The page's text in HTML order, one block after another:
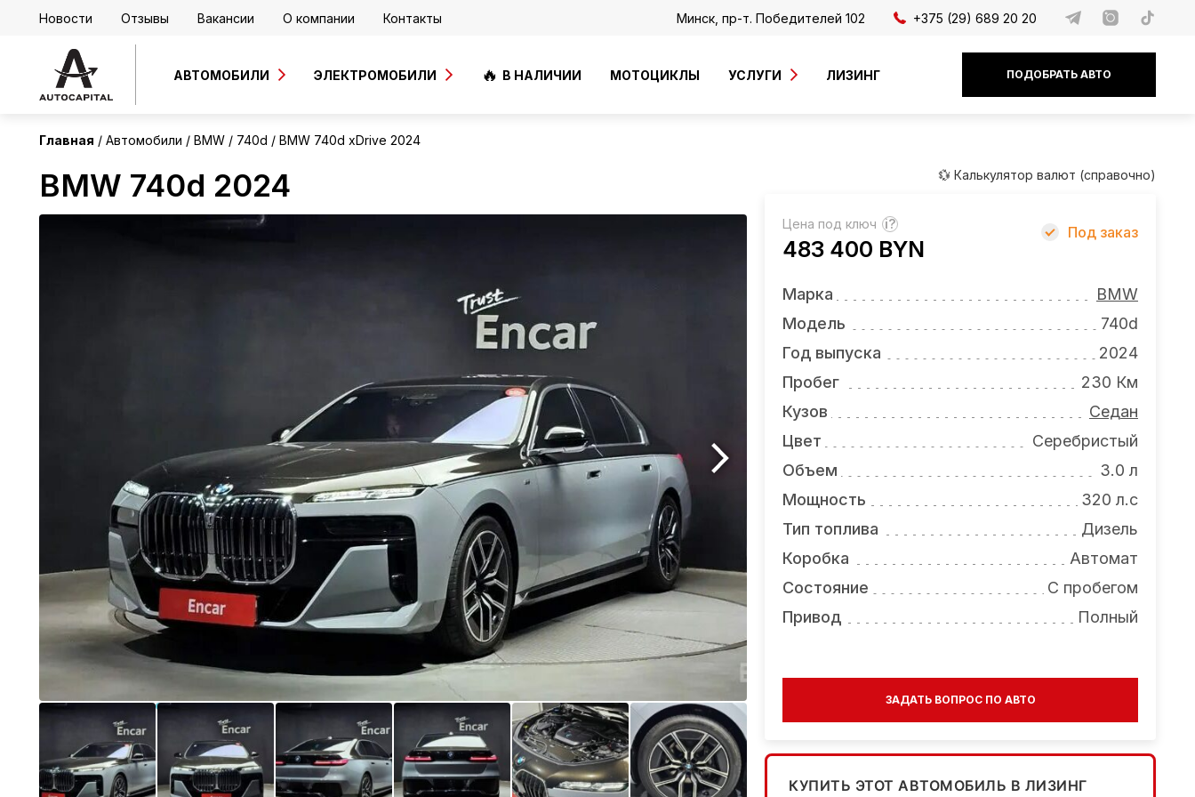
Новости Отзывы Вакансии О компании Контакты Минск, пр-т. Победителей 102 +375 (29) 689 20 20
АВТОМОБИЛИ ЭЛЕКТРОМОБИЛИ В НАЛИЧИИ МОТОЦИКЛЫ УСЛУГИ ЛИЗИНГ ПОДОБРАТЬ АВТО
Главная Автомобили BMW 740d BMW 740d xDrive 2024
BMW 740d 2024 💱 Калькулятор валют (справочно)
Цена под ключ ?
483 400 BYN
Под заказ
Марка
BMW
Модель
740d
Год выпуска
2024
Пробег
230 Км
Кузов
Седан
Цвет
Серебристый
Объем
3.0 л
Мощность
320 л.с
Тип топлива
Дизель
Коробка
Автомат
Состояние
С пробегом
Привод
Полный
ЗАДАТЬ ВОПРОС ПО АВТО
КУПИТЬ ЭТОТ АВТОМОБИЛЬ В ЛИЗИНГ